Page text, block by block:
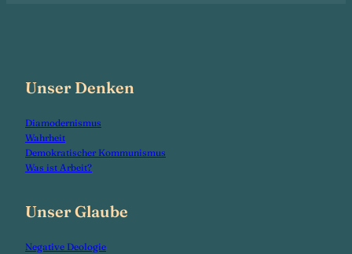
Unser Denken
Diamodernismus
Wahrheit
Demokratischer Kommunismus
Was ist Arbeit?
Unser Glaube
Negative Deologie